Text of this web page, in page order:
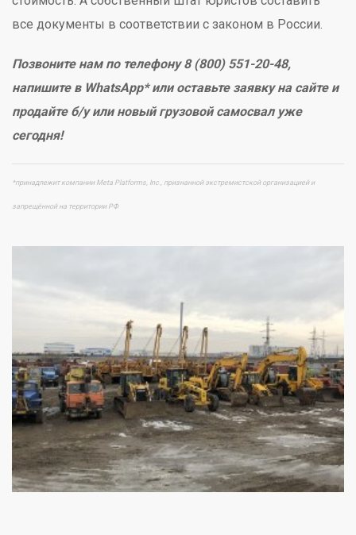
все документы в соответствии с законом в России.
Позвоните нам по телефону 8 (800) 551-20-48,
напишите в WhatsApp* или оставьте заявку на сайте и
продайте б/у или новый грузовой самосвал уже
сегодня!
*принадлежит компании Meta Platforms, Inc., признанной экстремистской организацией и
запрещённой на территории РФ